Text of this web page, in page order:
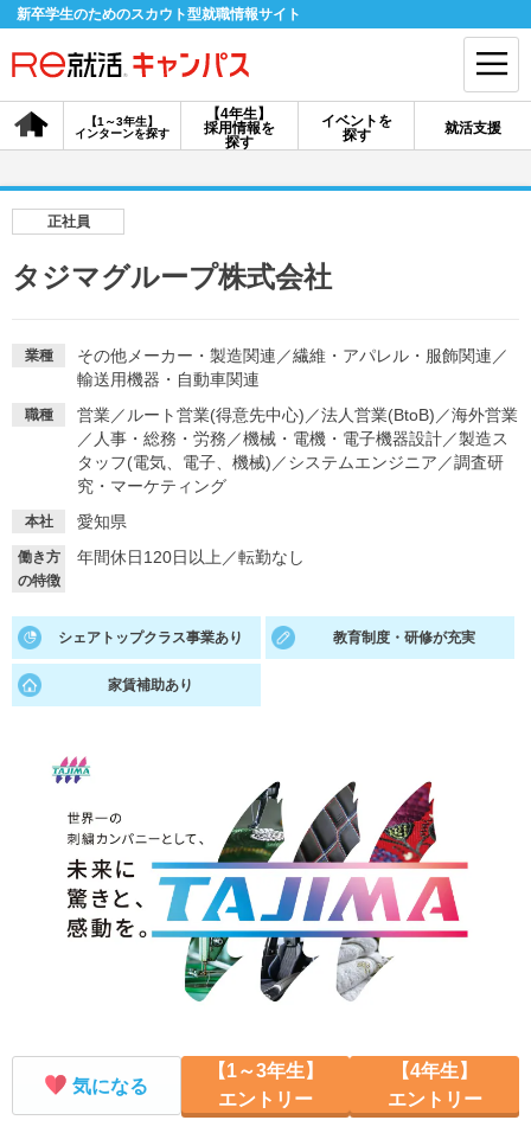
新卒学生のためのスカウト型就職情報サイト
【4年生】
採用情報を
探す
【1～3年生】
インターンを探す
イベントを
探す
就活支援
会員登録 ログイン
採用情報を探す
説明会を探す
インターンを探す
イベントを探す スカウト お知らせ
就活ノウハウ・サポート
適職診断
あなたに合う仕事を診断！
就活チャンネル
就活時事ニュースを更新 不明点があればこちら
正社員
タジマグループ株式会社
業種 その他メーカー・製造関連 ／繊維・アパレル・服飾関連 ／
輸送用機器・自動車関連
職種 営業／ ルート営業(得意先中心) ／法人営業(BtoB) ／海外営業
／ 人事・総務・労務 ／機械・電機・電子機器設計／製造ス
タッフ(電気、電子、機械) ／システムエンジニア ／調査研
究・マーケティング
本社 愛知県
働き方
の特徴
年間休日120日以上 ／転勤なし
シェアトップクラス事業あり 教育制度・研修が充実
家賃補助あり
気になる
【1～3年生】
エントリー
【4年生】
エントリー